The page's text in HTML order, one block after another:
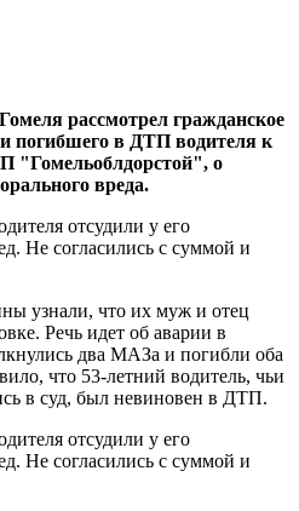
рассмотрел гражданское
погибшего в ДТП водителя к
"Гомельоблдорстой", о
вреда.
узнали, что их муж и отец
Речь идет об аварии в
два МАЗа и погибли оба
что 53-летний водитель, чьи
в суд, был невиновен в ДТП.